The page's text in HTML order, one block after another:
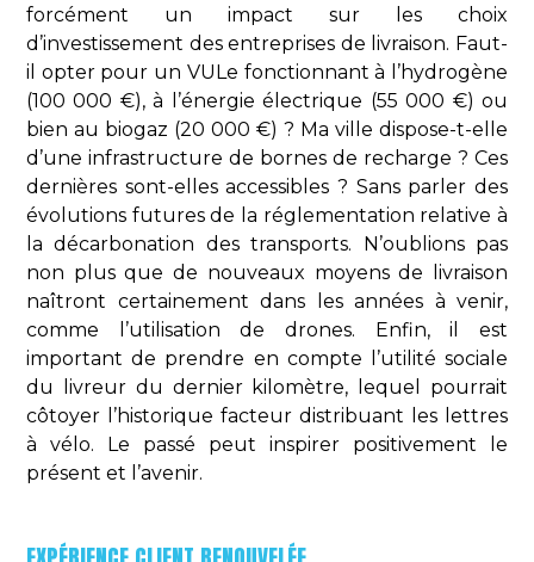
forcément un impact sur les choix
d’investissement des entreprises de livraison. Faut-
il opter pour un VULe fonctionnant à l’hydrogène
(100 000 €), à l’énergie électrique (55 000 €) ou
bien au biogaz (20 000 €) ? Ma ville dispose-t-elle
d’une infrastructure de bornes de recharge ? Ces
dernières sont-elles accessibles ? Sans parler des
évolutions futures de la réglementation relative à
la décarbonation des transports. N’oublions pas
non plus que de nouveaux moyens de livraison
naîtront certainement dans les années à venir,
comme l’utilisation de drones. Enfin, il est
important de prendre en compte l’utilité sociale
du livreur du dernier kilomètre, lequel pourrait
côtoyer l’historique facteur distribuant les lettres
à vélo. Le passé peut inspirer positivement le
présent et l’avenir.